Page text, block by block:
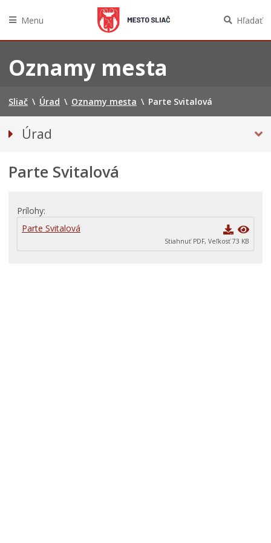
obsah
Menu Hľadať
Oznamy mesta
Sliač \ Úrad \ Oznamy mesta \ Parte Svitalová
Úrad
Odbory úradu
Projekty
Zmluvy, faktúry a objednávky
Parte Svitalová
Prílohy
Parte Svitalová
Stiahnuť PDF, Veľkosť 73 KB